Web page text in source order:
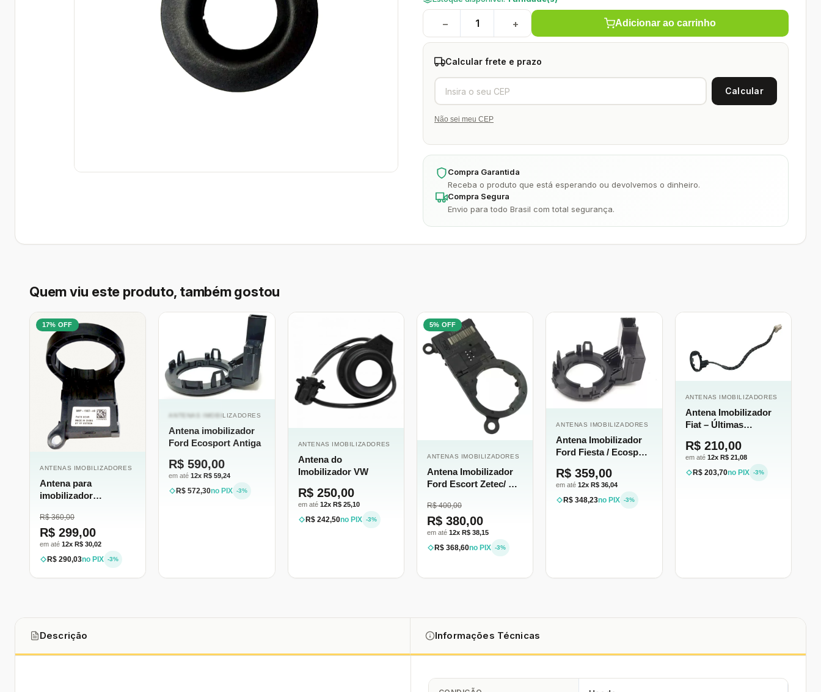
− + Adicionar ao carrinho
Calcular frete e prazo
Não sei meu CEP
Compra Garantida
Receba o produto que está esperando ou devolvemos o dinheiro.
Compra Segura
Envio para todo Brasil com total segurança.
Quem viu este produto, também gostou
17% OFF
ANTENAS IMOBILIZADORES
Antena para
imobilizador
R$ 360,00
R$ 299,00
em até 12x R$ 30,02
R$ 290,03no PIX -3%
ESGOTADO
ANTENAS IMOBILIZADORES
Antena imobilizador
Ford Ecosport Antiga
R$ 590,00
em até12x R$ 59,24
R$ 572,30no PIX -3%
ANTENAS IMOBILIZADORES
Antena do
Imobilizador VW
R$ 250,00
em até 12x R$ 25,10
R$ 242,50no PIX -3%
5% OFF
ANTENAS IMOBILIZADORES
Antena Imobilizador
Ford Escort Zetec/ Ka/
R$ 400,00
R$ 380,00
em até 12x R$ 38,15
R$ 368,60no PIX -3%
ANTENAS IMOBILIZADORES
Antena Imobilizador
Ford Fiesta / Ecosport
R$ 359,00
em até12x R$ 36,04
R$ 348,23no PIX -3%
ANTENAS IMOBILIZADORES
Antena Imobilizador
Fiat – Últimas
[Antena Original]
R$ 210,00
em até 12x R$ 21,08
R$ 203,70no PIX -3%
Descrição Informações Técnicas